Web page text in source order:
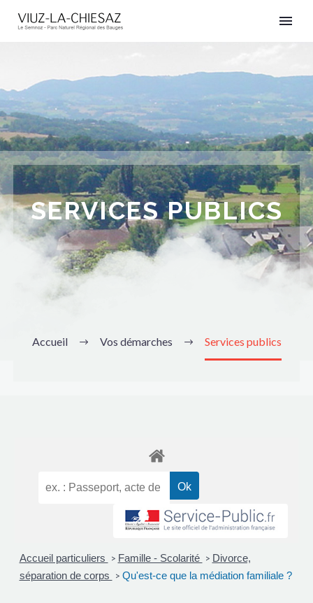
SERVICES PUBLICS
Accueil Vos démarches Services publics
Accueil particuliers > Famille - Scolarité > Divorce,
séparation de corps
> Qu'est-ce que la médiation familiale ?